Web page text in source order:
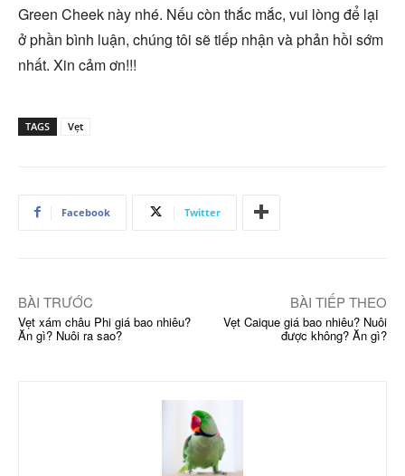
Green Cheek này nhé. Nếu còn thắc mắc, vui lòng để lại
ở phần bình luận, chúng tôi sẽ tiếp nhận và phản hồi sớm
nhất. Xin cảm ơn!!!
TAGS Vẹt
Facebook Twitter
BÀI TRƯỚC
Vẹt xám châu Phi giá bao nhiêu?
Ăn gì? Nuôi ra sao?
BÀI TIẾP THEO
Vẹt Caique giá bao nhiêu? Nuôi
được không? Ăn gì?